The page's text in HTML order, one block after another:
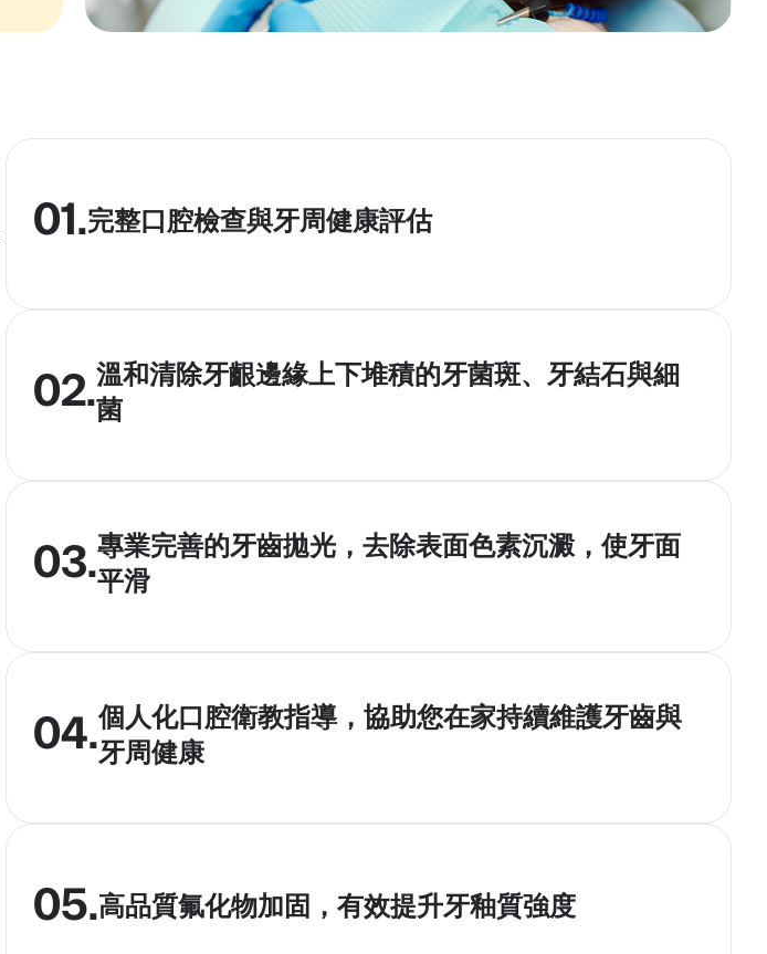
01.完整口腔檢查與牙周健康評估
02.溫和清除牙齦邊緣上下堆積的牙菌斑、牙結石與細
菌
03.專業完善的牙齒拋光，去除表面色素沉澱，使牙面
平滑
04.個人化口腔衛教指導，協助您在家持續維護牙齒與
牙周健康
05.高品質氟化物加固，有效提升牙釉質強度